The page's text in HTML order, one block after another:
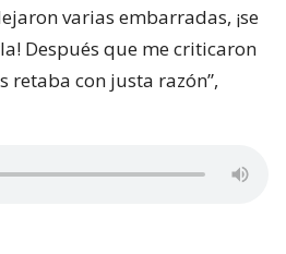
varias embarradas, ¡se
Después que me criticaron
retaba con justa razón”,